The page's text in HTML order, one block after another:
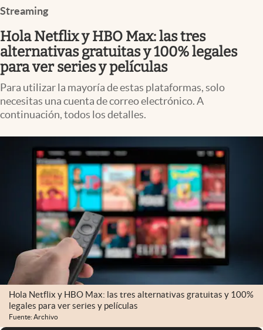
Streaming
Hola Netflix y HBO Max: las tres
alternativas gratuitas y 100% legales
para ver series y películas
Para utilizar la mayoría de estas plataformas, solo
necesitas una cuenta de correo electrónico. A
continuación, todos los detalles.
Hola Netflix y HBO Max: las tres alternativas gratuitas y 100%
legales para ver series y películas
Fuente: Archivo